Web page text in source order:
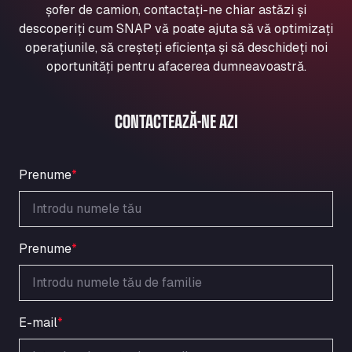
Aqua Ariva GmbH
Marie-Curie-Straße 24, 68219
Aral Autohof Bockel
An der Autobahn 1, 27404
Oppelner Str. 1, 31167
ARAL Autohof Merklingen
ARAL Autohof Preis
ARAL Tankstelle - XXL Truckwash.de
Obernburger Str. 127, 63811
Ardleigh South Services
a120 westbound, CO77SL
Area 47 Hermanos Rico
Autovia A4 km 47, 28300
șofer de camion, contactați-ne chiar astăzi și
descoperiți cum SNAP vă poate ajuta să vă optimizați
operațiunile, să creșteți eficiența și să deschideți noi
oportunități pentru afacerea dumneavoastră.
CONTACTEAZĂ-NE AZI
Prenume*
Prenume*
E-mail*